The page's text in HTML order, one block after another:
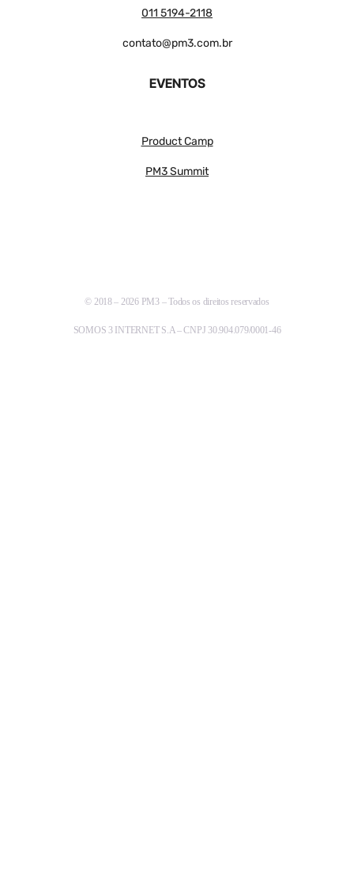
011 5194-2118
contato@pm3.com.br
EVENTOS
Product Camp
PM3 Summit
© 2018 – 2026 PM3 – Todos os direitos reservados
SOMOS 3 INTERNET S.A – CNPJ 30.904.079/0001-46